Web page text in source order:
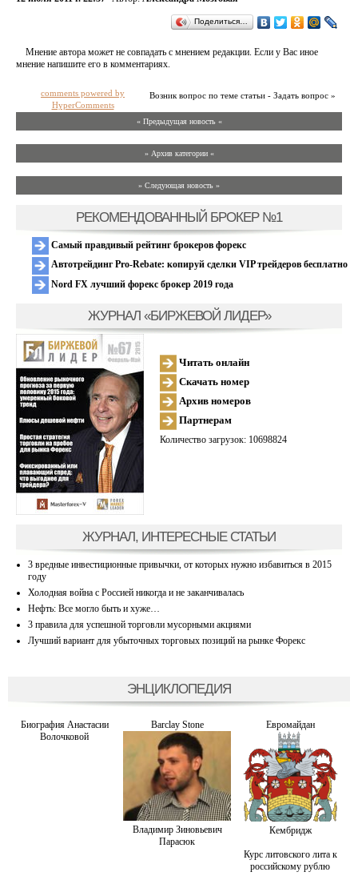
Поделиться…
Мнение автора может не совпадать с мнением редакции. Если у Вас иное
мнение напишите его в комментариях.
Возник вопрос по теме статьи - Задать вопрос »
comments powered by
HyperComments
« Предыдущая новость «
» Архив категории «
» Следующая новость »
РЕКОМЕНДОВАННЫЙ БРОКЕР №1
Самый правдивый рейтинг брокеров форекс
Автотрейдинг Pro-Rebate: копируй сделки VIP трейдеров бесплатно
Nord FX лучший форекс брокер 2019 года
ЖУРНАЛ «БИРЖЕВОЙ ЛИДЕР»
Читать онлайн
Скачать номер
Архив номеров
Партнерам
Количество загрузок: 10698824
ЖУРНАЛ, ИНТЕРЕСНЫЕ СТАТЬИ
3 вредные инвестиционные привычки, от которых нужно избавиться в 2015
году
Холодная война с Россией никогда и не заканчивалась
Нефть: Все могло быть и хуже…
3 правила для успешной торговли мусорными акциями
Лучший вариант для убыточных торговых позиций на рынке Форекс
ЭНЦИКЛОПЕДИЯ
Биография Анастасии
Волочковой
Barclay Stone Евромайдан
Владимир Зиновьевич
Парасюк
Кембридж
Курс литовского лита к
российскому рублю